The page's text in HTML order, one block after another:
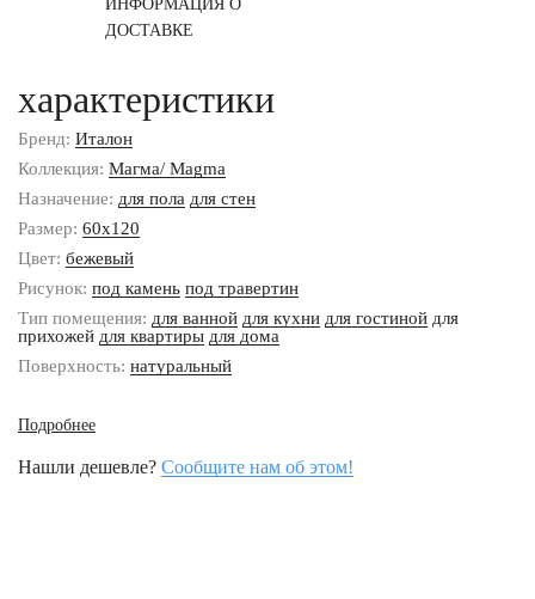
ИНФОРМАЦИЯ О
ДОСТАВКЕ
характеристики
Бренд: Италон
Коллекция: Магма/ Magma
Назначение: для пола для стен
Размер: 60x120
Цвет: бежевый
Рисунок: под камень под травертин
Тип помещения: для ванной для кухни для гостиной для
прихожей для квартиры для дома
Поверхность: натуральный
Подробнее
Нашли дешевле? Сообщите нам об этом!